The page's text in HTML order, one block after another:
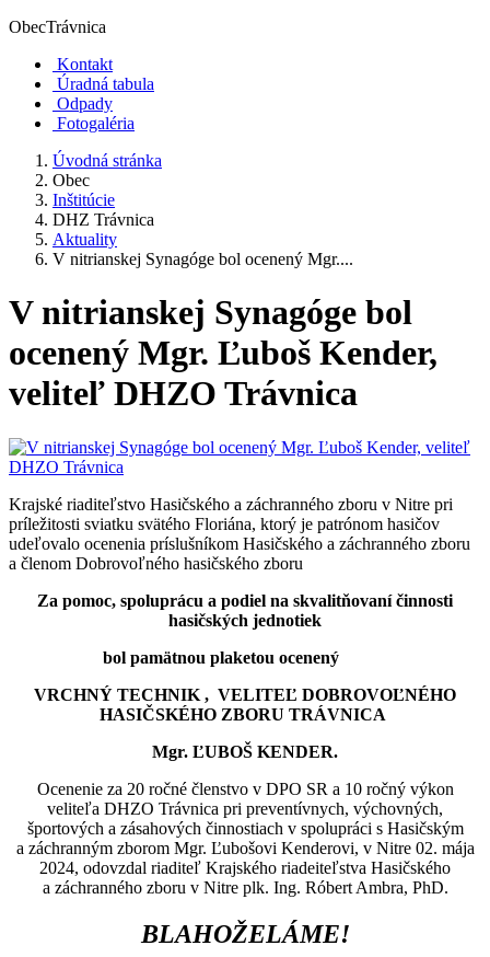
ObecTrávnica
Kontakt
Úradná tabula
Odpady
Fotogaléria
Úvodná stránka
Obec
Inštitúcie
DHZ Trávnica
Aktuality
V nitrianskej Synagóge bol ocenený Mgr....
V nitrianskej Synagóge bol
ocenený Mgr. Ľuboš Kender,
veliteľ DHZO Trávnica
Krajské riaditeľstvo Hasičského a záchranného zboru v Nitre pri
príležitosti sviatku svätého Floriána, ktorý je patrónom hasičov
udeľovalo ocenenia príslušníkom Hasičského a záchranného zboru
a členom Dobrovoľného hasičského zboru
Za pomoc, spoluprácu a podiel na skvalitňovaní činnosti
hasičských jednotiek
bol pamätnou plaketou ocenený
VRCHNÝ TECHNIK , VELITEĽ DOBROVOĽNÉHO
HASIČSKÉHO ZBORU TRÁVNICA
Mgr. ĽUBOŠ KENDER.
Ocenenie za 20 ročné členstvo v DPO SR a 10 ročný výkon
veliteľa DHZO Trávnica pri preventívnych, výchovných,
športových a zásahových činnostiach v spolupráci s Hasičským
a záchranným zborom Mgr. Ľubošovi Kenderovi, v Nitre 02. mája
2024, odovzdal riaditeľ Krajského riadeiteľstva Hasičského
a záchranného zboru v Nitre plk. Ing. Róbert Ambra, PhD.
BLAHOŽELÁME!